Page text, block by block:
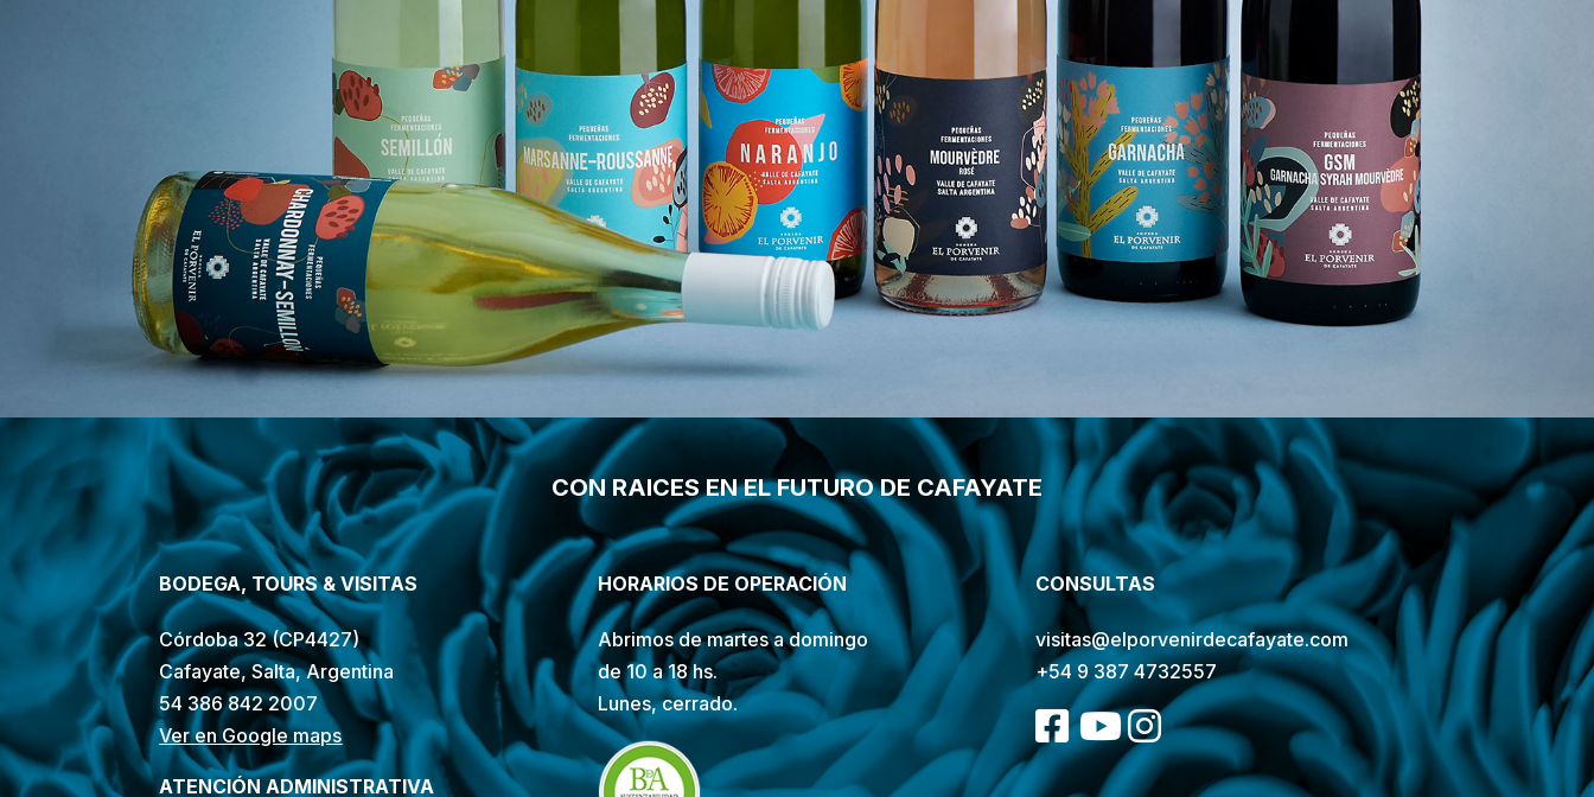
CON RAICES EN EL FUTURO DE CAFAYATE
BODEGA, TOURS & VISITAS
Córdoba 32 (CP4427)
Cafayate, Salta, Argentina
54 386 842 2007
Ver en Google maps
ATENCIÓN ADMINISTRATIVA
HORARIOS DE OPERACIÓN
Abrimos de martes a domingo
de 10 a 18 hs.
Lunes, cerrado.
CONSULTAS
visitas@elporvenirdecafayate.com
+54 9 387 4732557